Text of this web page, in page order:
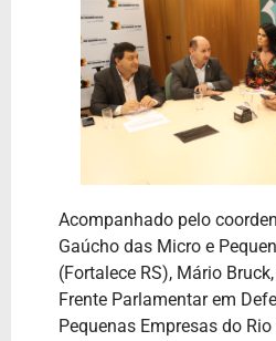
Acompanhado pelo
Gaúcho das Micro e
(Fortalece RS), Mário
Frente Parlamentar em
Pequenas Empresas do